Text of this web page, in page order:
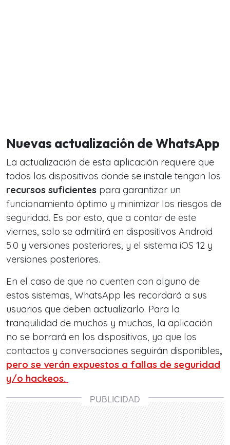
Nuevas actualización de WhatsApp
La actualización de esta aplicación requiere que
todos los dispositivos donde se instale tengan los
recursos suficientes para garantizar un
funcionamiento óptimo y minimizar los riesgos de
seguridad. Es por esto, que a contar de este
viernes, solo se admitirá en dispositivos Android
5.0 y versiones posteriores, y el sistema iOS 12 y
versiones posteriores.
En el caso de que no cuenten con alguno de
estos sistemas, WhatsApp les recordará a sus
usuarios que deben actualizarlo. Para la
tranquilidad de muchos y muchas, la aplicación
no se borrará en los dispositivos, ya que los
contactos y conversaciones seguirán disponibles,
pero se verán expuestos a fallas de seguridad
y/o hackeos.